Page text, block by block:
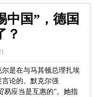
中国”，德国
？
是在与马其顿总理扎埃
论的。默克尔强
易应当是互惠的”。她指